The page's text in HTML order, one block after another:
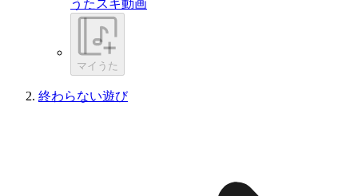
うたスキ動画
マイうた
終わらない遊び